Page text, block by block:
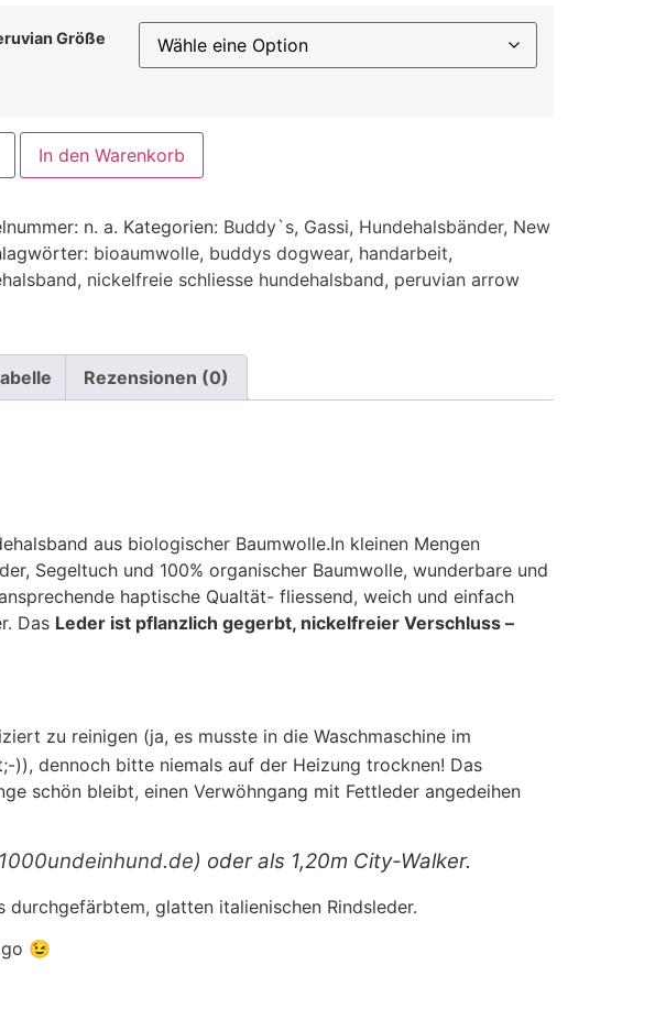
Größe
In den Warenkorb
n. a. Kategorien: Buddy`s, Gassi, Hundehalsbänder, New
bioaumwolle, buddys dogwear, handarbeit,
, nickelfreie schliesse hundehalsband, peruvian arrow
Rezensionen (0)
aus biologischer Baumwolle.In kleinen Mengen
Segeltuch und 100% organischer Baumwolle, wunderbare und
haptische Qualtät- fliessend, weich und einfach
Das Leder ist pflanzlich gegerbt, nickelfreier Verschluss –
zu reinigen (ja, es musste in die Waschmaschine im
)), dennoch bitte niemals auf der Heizung trocknen! Das
schön bleibt, einen Verwöhngang mit Fettleder angedeihen
oder als 1,20m City-Walker.
glatten italienischen Rindsleder.
😉